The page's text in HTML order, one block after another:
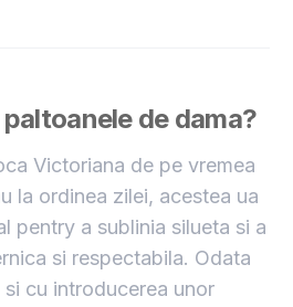
de dama?
Victoriana de pe vremea
la ordinea zilei, acestea ua
pentry a sublinia silueta si a
si respectabila. Odata
cu introducerea unor